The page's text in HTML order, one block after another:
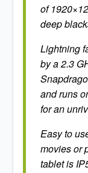
of
deep
Lightning
by a 2.3
and runs
for an
Easy to
movies or
tablet is